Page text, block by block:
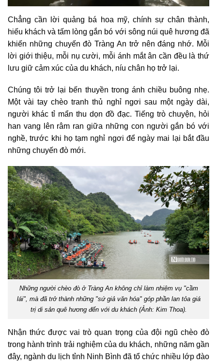
Chẳng cần lời quảng bá hoa mỹ, chính sự chân thành,
hiếu khách và tấm lòng gắn bó với sông núi quê hương đã
khiến những chuyến đò Tràng An trở nên đáng nhớ. Mỗi
lời giới thiệu, mỗi nụ cười, mỗi ánh mắt ân cần đều là thứ
lưu giữ cảm xúc của du khách, níu chân họ trở lại.
Chúng tôi trở lại bến thuyền trong ánh chiều buông nhẹ.
Một vài tay chèo tranh thủ nghỉ ngơi sau một ngày dài,
người khác tỉ mẩn thu dọn đồ đạc. Tiếng trò chuyện, hỏi
han vang lên râm ran giữa những con người gắn bó với
nghề, trước khi họ tạm nghỉ ngơi để ngày mai lại bắt đầu
những chuyến đò mới.
Những người chèo đò ở Tràng An không chỉ làm nhiệm vụ "cầm
lái", mà đã trở thành những "sứ giả văn hóa" góp phần lan tỏa giá
trị di sản quê hương đến với du khách (Ảnh: Kim Thoa).
Nhận thức được vai trò quan trọng của đội ngũ chèo đò
trong hành trình trải nghiệm của du khách, những năm gần
đây, ngành du lịch tỉnh Ninh Bình đã tổ chức nhiều lớp đào